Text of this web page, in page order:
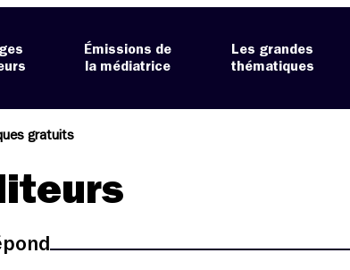
Émissions de
la médiatrice
Les grandes
thématiques
gratuits